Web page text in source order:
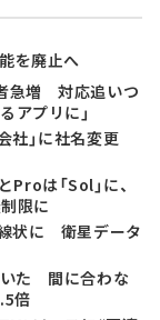
を廃止へ
急増 対応追いつ
アプリに」
社」に社名変更
は「Sol」に、
限に
状に 衛星データ
いた 間に合わな
倍